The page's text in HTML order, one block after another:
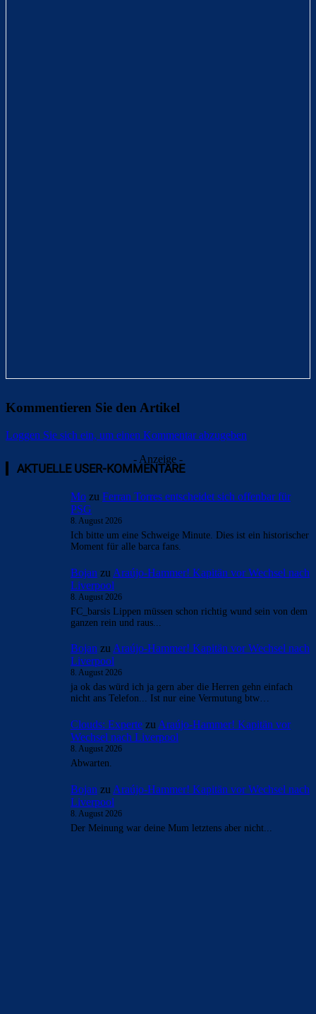
Kommentieren Sie den Artikel
Loggen Sie sich ein, um einen Kommentar abzugeben
AKTUELLE USER-KOMMENTARE
MozuFerran Torres entscheidet sich offenbar für
PSG
8. August 2026
Ich bitte um eine Schweige Minute. Dies ist ein historischer